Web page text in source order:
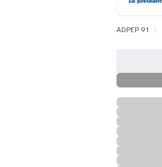
ADPEP 91